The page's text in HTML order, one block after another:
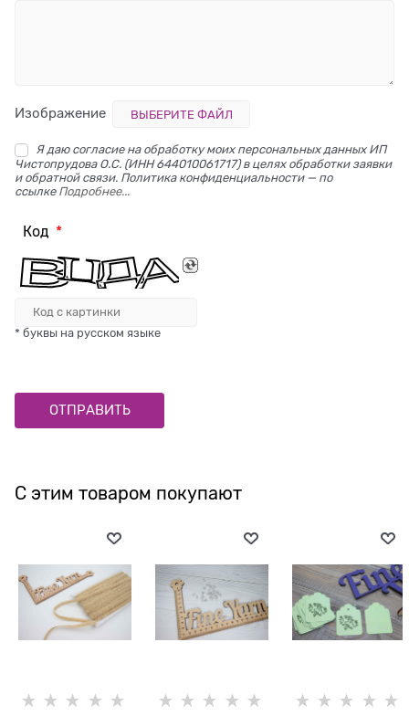
Изображение ВЫБЕРИТЕ ФАЙЛ
Я даю согласие на обработку моих персональных данных ИП
Чистопрудова О.С. (ИНН 644010061717) в целях обработки заявки
и обратной связи. Политика конфиденциальности — по
ссылке Подробнее...
Код
* буквы на русском языке
С этим товаром покупают